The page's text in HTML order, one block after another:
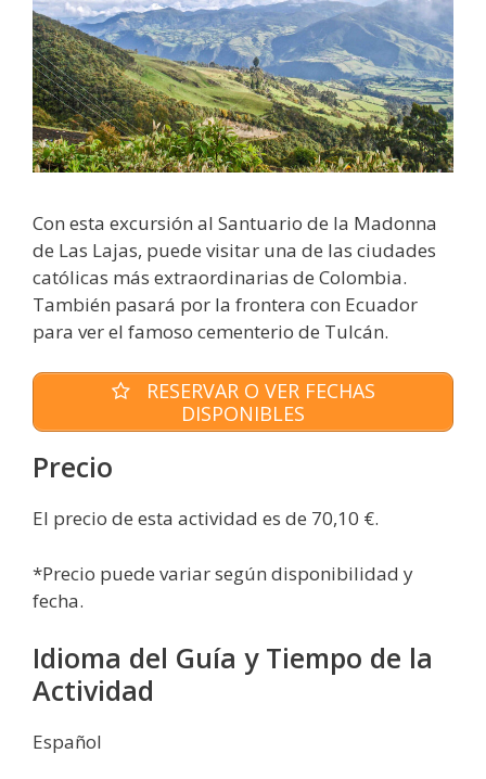
Con esta excursión al Santuario de la Madonna
de Las Lajas, puede visitar una de las ciudades
católicas más extraordinarias de Colombia.
También pasará por la frontera con Ecuador
para ver el famoso cementerio de Tulcán.
RESERVAR O VER FECHAS
DISPONIBLES
Precio
El precio de esta actividad es de 70,10 €.
*Precio puede variar según disponibilidad y
fecha.
Idioma del Guía y Tiempo de la
Actividad
Español